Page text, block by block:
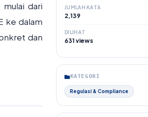
dari
ke dalam
dan
JUMLAH KATA
2,139
DILIHAT
631 views
KATEGORI
Regulasi & Compliance